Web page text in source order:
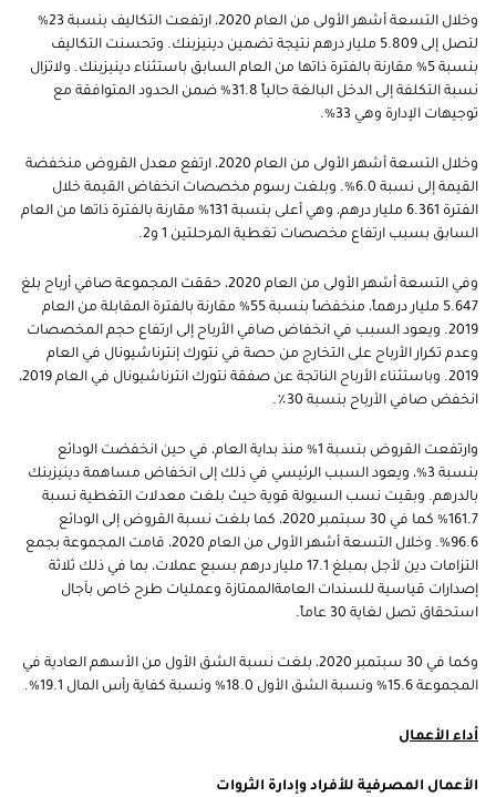
وخلال التسعة أشهر الأولى من العام 2020، ارتفعت التكاليف بنسبة 23%
لتصل إلى 5.809 مليار درهم نتيجة تضمين دينيزبنك. وتحسنت التكاليف
بنسبة 5% مقارنة بالفترة ذاتها من العام السابق باستثناء دينيزبنك. ولاتزال
نسبة التكلفة إلى الدخل البالغة حالياً 31.8% ضمن الحدود المتوافقة مع
توجيهات الإدارة وهي 33%.
وخلال التسعة أشهر الأولى من العام 2020، ارتفع معدل القروض منخفضة
القيمة إلى نسبة 6.0%. وبلغت رسوم مخصصات انخفاض القيمة خلال
الفترة 6.361 مليار درهم، وهي أعلى بنسبة 131% مقارنة بالفترة ذاتها من العام
السابق بسبب ارتفاع مخصصات تغطية المرحلتين 1 و2.
وفي التسعة أشهر الأولى من العام 2020، حققت المجموعة صافي أرباح بلغ
5.647 مليار درهماً، منخفضاً بنسبة 55% مقارنة بالفترة المقابلة من العام
2019. ويعود السبب في انخفاض صافي الأرباح إلى ارتفاع حجم المخصصات
وعدم تكرار الأرباح على التخارج من حصة في نتورك إنترناشيونال في العام
2019. وباستثناء الأرباح الناتجة عن صفقة نتورك انترناشيونال في العام 2019،
انخفض صافي الأرباح بنسبة 30٪.
وارتفعت القروض بنسبة 1% منذ بداية العام، في حين انخفضت الودائع
بنسبة 3%، ويعود السبب الرئيسي في ذلك إلى انخفاض مساهمة دينيزبنك
بالدرهم. وبقيت نسب السيولة قوية حيث بلغت معدلات التغطية نسبة
161.7% كما في 30 سبتمبر 2020، كما بلغت نسبة القروض إلى الودائع
96.6%. وخلال التسعة أشهر الأولى من العام 2020، قامت المجموعة بجمع
التزامات دين لأجل بمبلغ 17.1 مليار درهم بسبع عملات، بما في ذلك ثلاثة
إصدارات قياسية للسندات العامةالممتازة وعمليات طرح خاص بآجال
استحقاق تصل لغاية 30 عاماً.
وكما في 30 سبتمبر 2020، بلغت نسبة الشق الأول من الأسهم العادية في
المجموعة 15.6% ونسبة الشق الأول 18.0% ونسبة كفاية رأس المال 19.1%.
أداء الأعمال
الأعمال المصرفية للأفراد وإدارة الثروات